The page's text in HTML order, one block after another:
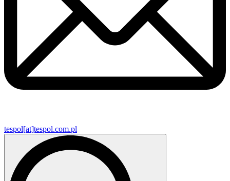
tespol[at]tespol.com.pl
Search